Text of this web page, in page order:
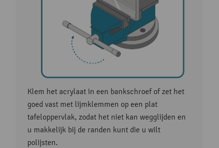
Klem het acrylaat in een bankschroef of zet het
goed vast met lijmklemmen op een plat
tafeloppervlak, zodat het niet kan wegglijden en
u makkelijk bij de randen kunt die u wilt
polijsten.